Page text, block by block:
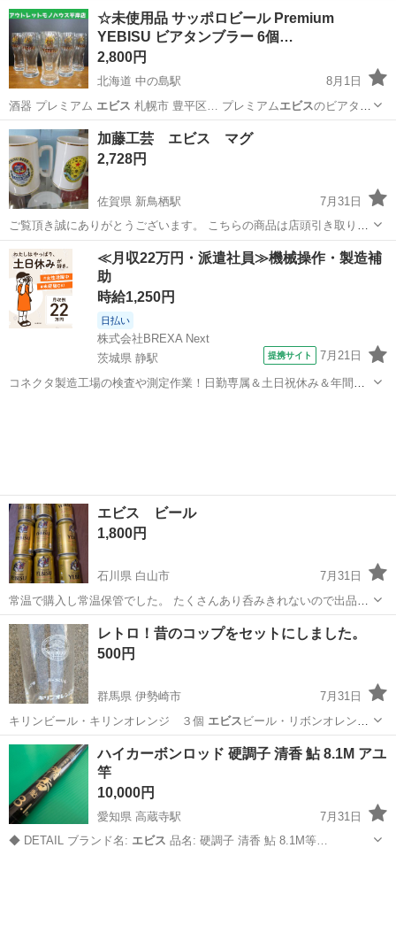
兵庫 神崎郡 福崎駅 ジーンズ/デニム
☆未使用品 サッポロビール Premium
YEBISU ビアタンブラー 6個…
2,800円
北海道 中の島駅
8月1日
酒器 プレミアム エビス 札幌市 豊平区… プレミアム エビスのビアタン
ブラーで… す。エビスビール本来の香り、…
北海道 札幌市 中の島駅 食器 サッポロビール
加藤工芸 エビス マグ
2,728円
佐賀県 新鳥栖駅
7月31日
ご覧頂き誠にありがとうございます。 こちらの商品は店頭引き取り限
定です。 お買上後にお客様ご自身でお持ち帰りが可能な方への販売と
なります。 ・販売対象品：上記品名記載品のみ ＜詳細＞ ・箱あり ...
佐賀 鳥栖市 新鳥栖駅 食器
≪月収22万円・派遣社員≫機械操作・製造補
助
時給1,250円
日払い
株式会社BREXA Next
茨城県 静駅
提携サイト 7月21日
コネクタ製造工場の検査や測定作業！日勤専属＆土日祝休み＆年間休
エビス ビール
1,800円
石川県 白山市
7月31日
常温で購入し常温保管でした。 たくさんあり呑みきれないので出品し
ます。 2027.1まで
石川 白山市 その他
レトロ！昔のコップをセットにしました。
500円
群馬県 伊勢崎市
7月31日
キリンビール・キリンオレンジ ３個 エビス ビール・リボンオレン
ジ １個 サント…
群馬 伊勢崎市 オレンジ
ハイカーボンロッド 硬調子 清香 鮎 8.1M アユ
竿
10,000円
愛知県 高蔵寺駅
7月31日
◆ DETAIL ブランド名: エビス 品名: 硬調子 清香 鮎 8.1M等…